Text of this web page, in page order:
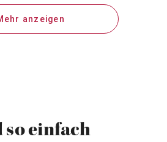
anzeigen
so einfach